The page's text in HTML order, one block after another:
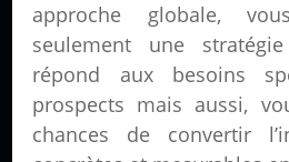
approche globale,
seulement une
répond aux besoins
prospects mais aussi,
chances de convertir